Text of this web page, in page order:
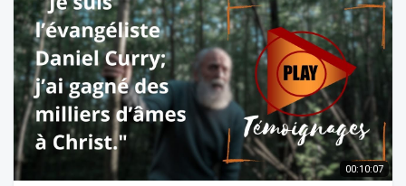
00:10:07